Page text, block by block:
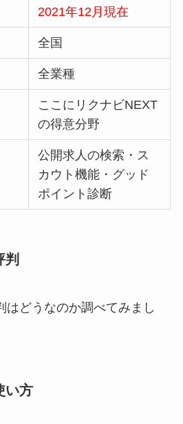
2021年12月現在
全国
全業種
ここにリクナビNEXT
の得意分野
公開求人の検索・ス
カウト機能・グッド
ポイント診断
判
はどうなのか調べてみまし
い方